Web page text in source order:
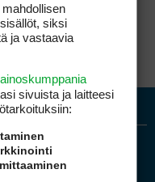
siksi
ja vastaavia
sivuista ja laitteesi